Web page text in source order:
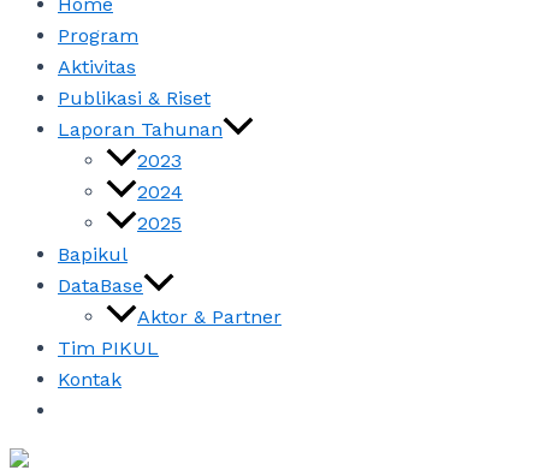
Home
Program
Aktivitas
Publikasi & Riset
Laporan Tahunan
2023
2024
2025
Bapikul
DataBase
Aktor & Partner
Tim PIKUL
Kontak